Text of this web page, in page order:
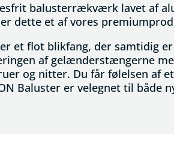
balusterrækværk lavet af
dette et af vores
et flot blikfang, der samtidig
af gelænderstængerne
og nitter. Du får følelsen af
Baluster er velegnet til både